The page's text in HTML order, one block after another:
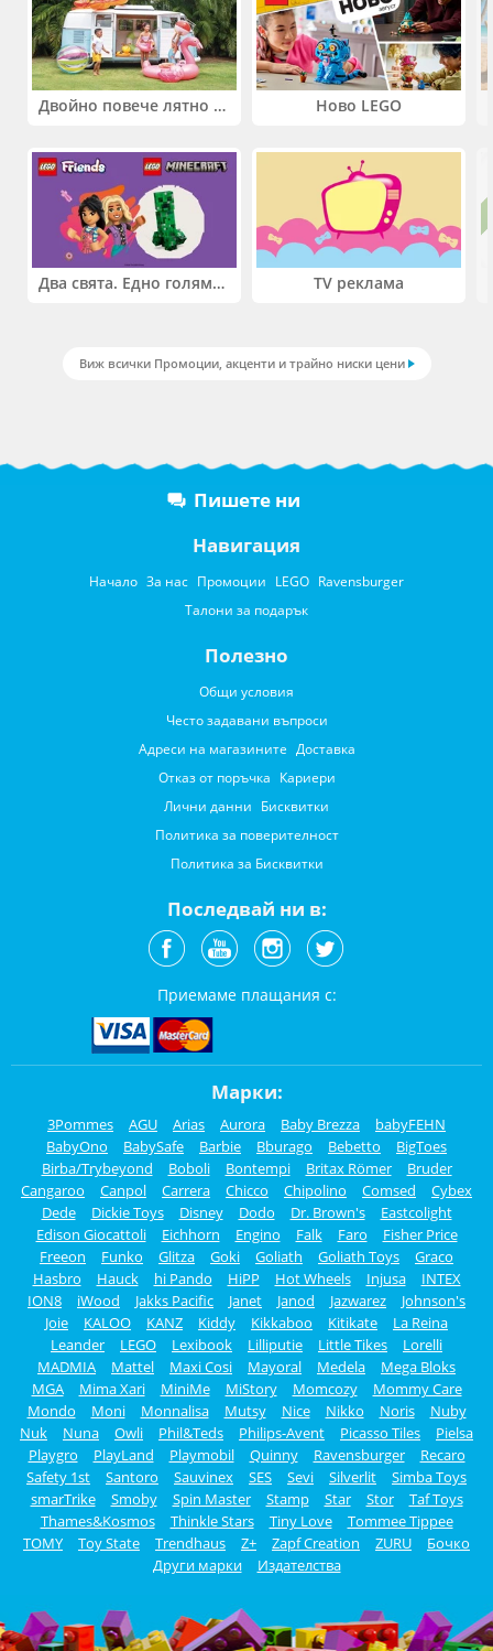
Двойно повече лятно забавление! Купи 2 продукта INTEX и вземи -33%
Два свята. Едно голямо приключение. Купи 2 продукта LEGO® Friends и/или LEGO® Minecraft и вземи -27%
Ново LEGO
TV реклама
Виж всички Промоции, акценти и трайно ниски цени
Пишете ни
Навигация
Начало За нас Промоции LEGO Ravensburger
Талони за подарък
Полезно
Общи условия
Често задавани въпроси
Адреси на магазините Доставка
Отказ от поръчка Кариери
Лични данни Бисквитки
Политика за поверителност
Политика за Бисквитки
Последвай ни в:
Приемаме плащания с:
Марки:
3Pommes AGU Arias Aurora Baby Brezza
babyFEHN
BabyOno
BabySafe Barbie Bburago Bebetto
BigToes
Birba/Trybeyond
Boboli Bontempi Britax Römer
Bruder
Cangaroo
Canpol Carrera Chicco Chipolino Comsed
Cybex
Dede
Dickie Toys Disney Dodo Dr. Brown's
Eastcolight
Edison Giocattoli
Eichhorn Engino Falk Faro
Fisher Price
Freeon
Funko Glitza Goki Goliath Goliath Toys
Graco
Hasbro
Hauck hi Pando HiPP Hot Wheels Injusa
INTEX
ION8
iWood Jakks Pacific Janet Janod Jazwarez
Johnson's
Joie
KALOO KANZ Kiddy Kikkaboo Kitikate
La Reina
Leander
LEGO Lexibook Lilliputie Little Tikes
Lorelli
MADMIA
Mattel Maxi Cosi Mayoral Medela
Mega Bloks
MGA
Mima Xari MiniMe MiStory Momcozy
Mommy Care
Mondo
Moni Monnalisa Mutsy Nice Nikko Noris
Nuby
Nuk
Nuna Owli Phil&Teds Philips-Avent Picasso Tiles
Pielsa
Playgro
PlayLand Playmobil Quinny Ravensburger
Recaro
Safety 1st
Santoro Sauvinex SES Sevi Silverlit
Simba Toys
smarTrike
Smoby Spin Master Stamp Star Stor
Taf Toys
Thames&Kosmos
Thinkle Stars Tiny Love
Tommee Tippee
TOMY
Toy State Trendhaus Z+ Zapf Creation ZURU
Бочко
Други марки
Издателства